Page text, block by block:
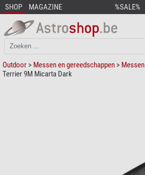
SHOP MAGAZINE %SALE%
Outdoor > Messen en gereedschappen > Messen
Terrier 9M Micarta Dark